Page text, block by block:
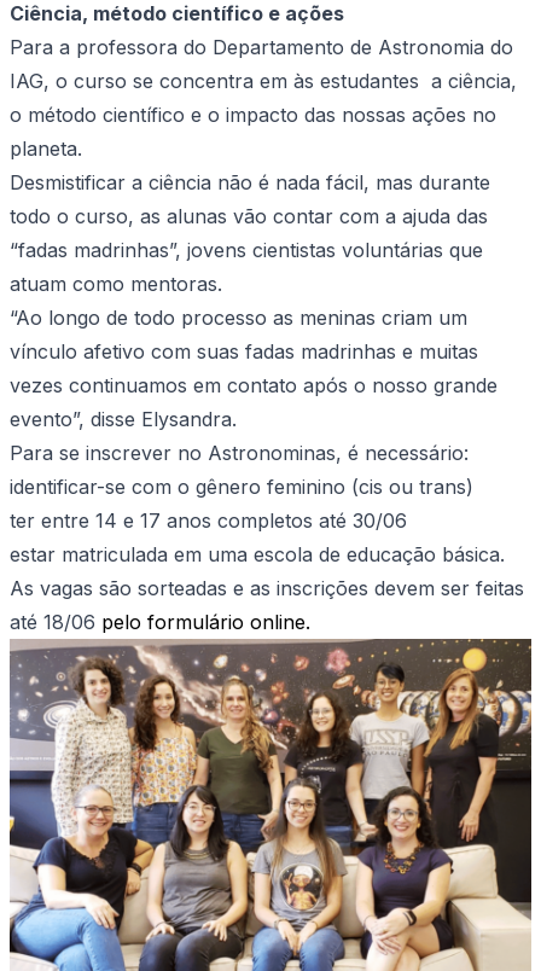
Ciência, método científico e ações
Para a professora do Departamento de Astronomia do
IAG, o curso se concentra em às estudantes a ciência,
o método científico e o impacto das nossas ações no
planeta.
Desmistificar a ciência não é nada fácil, mas durante
todo o curso, as alunas vão contar com a ajuda das
“fadas madrinhas”, jovens cientistas voluntárias que
atuam como mentoras.
“Ao longo de todo processo as meninas criam um
vínculo afetivo com suas fadas madrinhas e muitas
vezes continuamos em contato após o nosso grande
evento”, disse Elysandra.
Para se inscrever no Astronominas, é necessário:
identificar-se com o gênero feminino (cis ou trans)
ter entre 14 e 17 anos completos até 30/06
estar matriculada em uma escola de educação básica.
As vagas são sorteadas e as inscrições devem ser feitas
até 18/06 pelo formulário online.